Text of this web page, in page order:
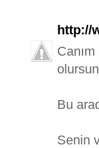
http://
Bu
Senin